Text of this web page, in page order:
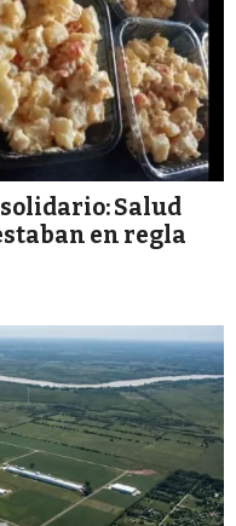
Salud
en regla